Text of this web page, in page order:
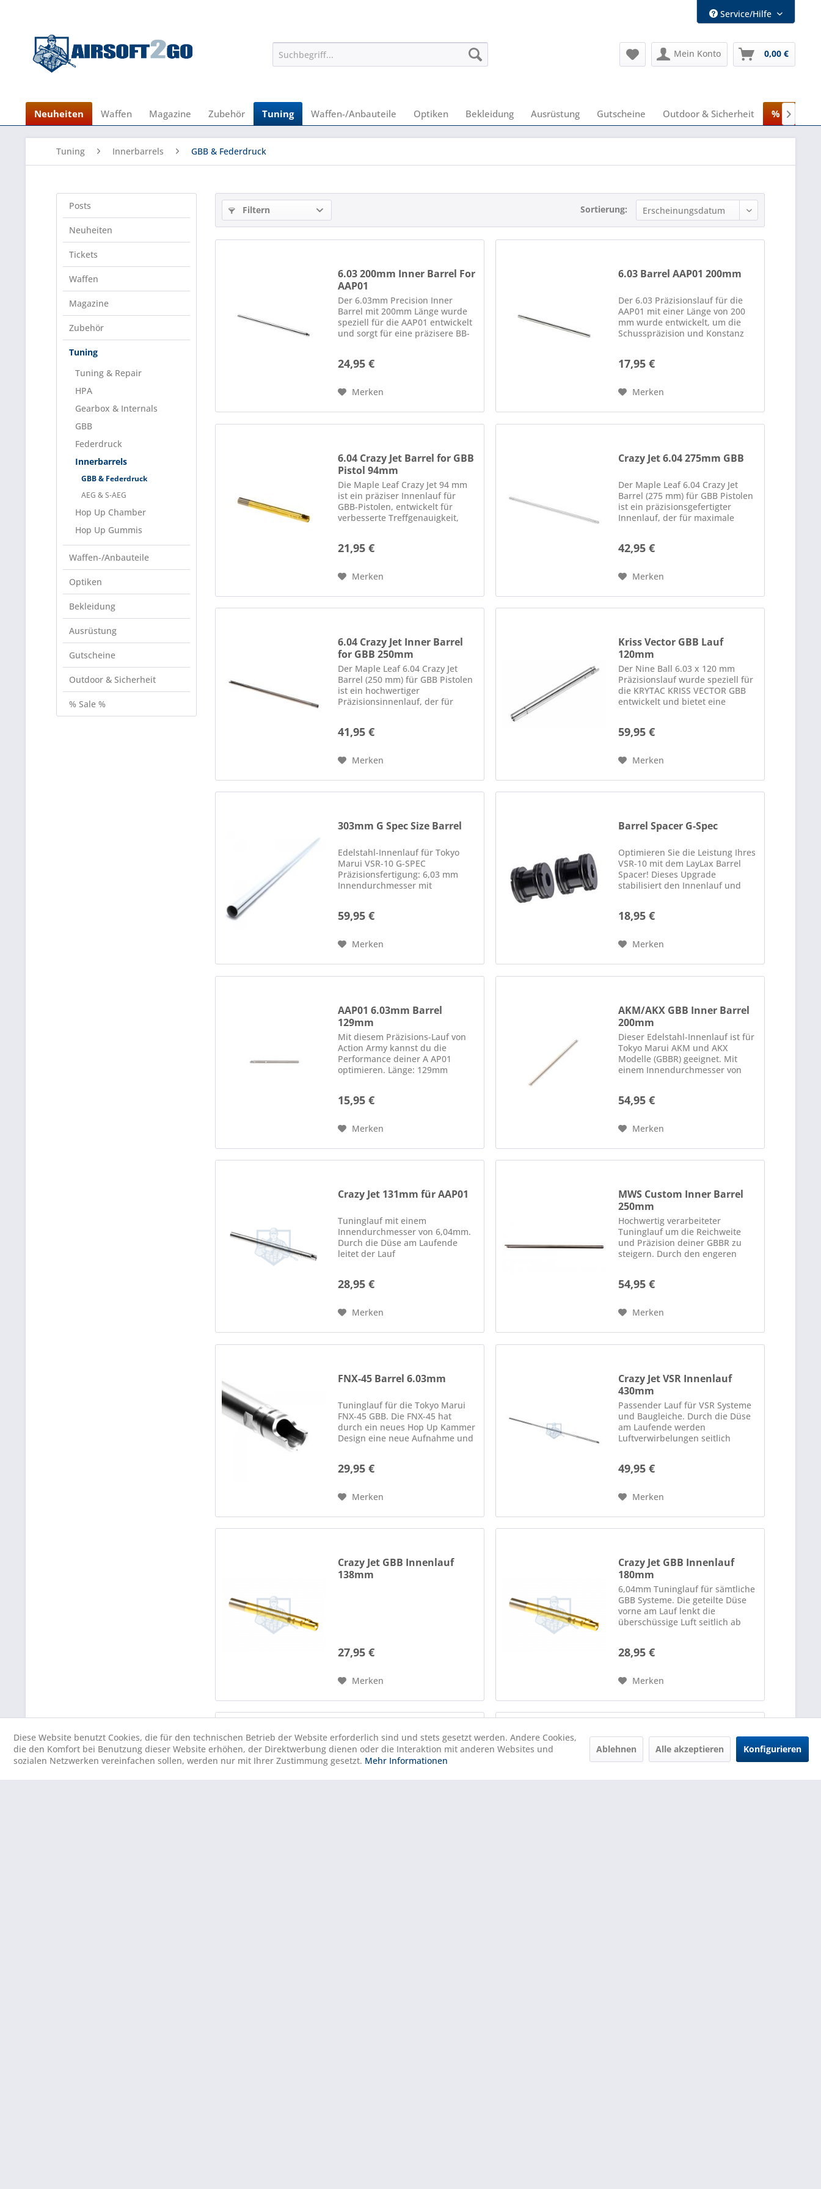
Service/Hilfe
Mein Konto 0,00 €
Neuheiten Waffen Magazine Zubehör Tuning Waffen-/Anbauteile Optiken Bekleidung Ausrüstung Gutscheine Outdoor & Sicherheit % Sale %

Tuning Innerbarrels GBB & Federdruck
Posts
Neuheiten
Tickets
Waffen
Magazine
Zubehör
Tuning
Tuning & Repair
HPA
Gearbox & Internals
GBB
Federdruck
Innerbarrels
GBB & Federdruck
AEG & S-AEG
Hop Up Chamber
Hop Up Gummis
Waffen-/Anbauteile
Optiken
Bekleidung
Ausrüstung
Gutscheine
Outdoor & Sicherheit
% Sale %
Filtern Sortierung:
6.03 200mm Inner Barrel For
AAP01
Der 6.03mm Precision Inner
Barrel mit 200mm Länge wurde
speziell für die AAP01 entwickelt
und sorgt für eine präzisere BB-
Innendurchmesser von 6.03mm
24,95 €
Merken
6.03 Barrel AAP01 200mm
Der 6.03 Präzisionslauf für die
AAP01 mit einer Länge von 200
mm wurde entwickelt, um die
Schusspräzision und Konstanz
Innendurchmesser von 6,03 mm
Führung der...
17,95 €
Merken
6.04 Crazy Jet Barrel for GBB
Pistol 94mm
Die Maple Leaf Crazy Jet 94 mm
ist ein präziser Innenlauf für
GBB-Pistolen, entwickelt für
verbesserte Treffgenauigkeit,
Gasenergie. Durch den leicht
liefert...
21,95 €
Merken
Crazy Jet 6.04 275mm GBB
Der Maple Leaf 6.04 Crazy Jet
Barrel (275 mm) für GBB Pistolen
ist ein präzisionsgefertigter
Innenlauf, der für maximale
hochwertiger Metalllegierung
42,95 €
Merken
6.04 Crazy Jet Inner Barrel
for GBB 250mm
Der Maple Leaf 6.04 Crazy Jet
Barrel (250 mm) für GBB Pistolen
ist ein hochwertiger
Präzisionsinnenlauf, der für
präzisen 6,04 mm Innenbohrung
Design...
41,95 €
Merken
Kriss Vector GBB Lauf
120mm
Der Nine Ball 6.03 x 120 mm
Präzisionslauf wurde speziell für
die KRYTAC KRISS VECTOR GBB
entwickelt und bietet eine
Reichweite . Gefertigt aus
dieser...
59,95 €
Merken
303mm G Spec Size Barrel
Edelstahl-Innenlauf für Tokyo
Marui VSR-10 G-SPEC
Präzisionsfertigung: 6,03 mm
Innendurchmesser mit
rostfreiem Stahl für
Speziell für die Tokyo Marui VSR-
10...
59,95 €
Merken
Barrel Spacer G-Spec
Optimieren Sie die Leistung Ihres
VSR-10 mit dem LayLax Barrel
Spacer! Dieses Upgrade
stabilisiert den Innenlauf und
"schwebende" Design bleibt der
was...
18,95 €
Merken
AAP01 6.03mm Barrel
129mm
Mit diesem Präzisions-Lauf von
Action Army kannst du die
Performance deiner A AP01
optimieren. Länge: 129mm
15,95 €
Merken
AKM/AKX GBB Inner Barrel
200mm
Dieser Edelstahl-Innenlauf ist für
Tokyo Marui AKM und AKX
Modelle (GBBR) geeignet. Mit
einem Innendurchmesser von
minimiert er die Abweichung der
einer...
54,95 €
Merken
Crazy Jet 131mm für AAP01
Tuninglauf mit einem
Innendurchmesser von 6,04mm.
Durch die Düse am Laufende
leitet der Lauf
Austritt nicht Irritiert wird. Somit
Reichweite gesteigert.
28,95 €
Merken
MWS Custom Inner Barrel
250mm
Hochwertig verarbeiteter
Tuninglauf um die Reichweite
und Präzision deiner GBBR zu
steigern. Durch den engeren
Innendurchmesser beträgt
±0.01mm...
54,95 €
Merken
FNX-45 Barrel 6.03mm
Tuninglauf für die Tokyo Marui
FNX-45 GBB. Die FNX-45 hat
durch ein neues Hop Up Kammer
Design eine neue Aufnahme und
Läufe von Maple Leaf. Material:
29,95 €
Merken
Crazy Jet VSR Innenlauf
430mm
Passender Lauf für VSR Systeme
und Baugleiche. Durch die Düse
am Laufende werden
Luftverwirbelungen seitlich
der BB zu verhindern.
49,95 €
Merken
Crazy Jet GBB Innenlauf
138mm
27,95 €
Merken
Crazy Jet GBB Innenlauf
180mm
6,04mm Tuninglauf für sämtliche
GBB Systeme. Die geteilte Düse
vorne am Lauf lenkt die
überschüssige Luft seitlich ab
28,95 €
Merken
Crazy Jet GBB Innenlauf
310mm
Crazy Jet GBB Innenlauf
470mm
Diese Website benutzt Cookies, die für den technischen Betrieb der Website erforderlich sind und stets gesetzt werden. Andere Cookies,
die den Komfort bei Benutzung dieser Website erhöhen, der Direktwerbung dienen oder die Interaktion mit anderen Websites und
sozialen Netzwerken vereinfachen sollen, werden nur mit Ihrer Zustimmung gesetzt. Mehr Informationen
Ablehnen Alle akzeptieren Konfigurieren